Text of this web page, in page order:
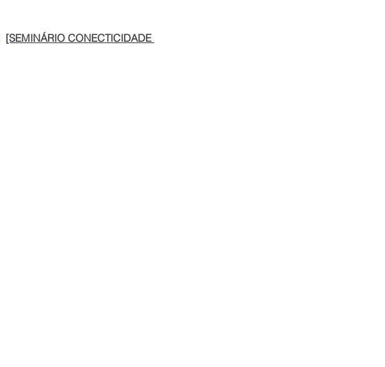
[SEMINÁRIO CONECTICIDADE